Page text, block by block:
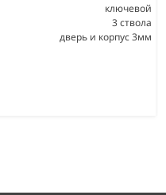
ключевой
3 ствола
дверь и корпус 3мм